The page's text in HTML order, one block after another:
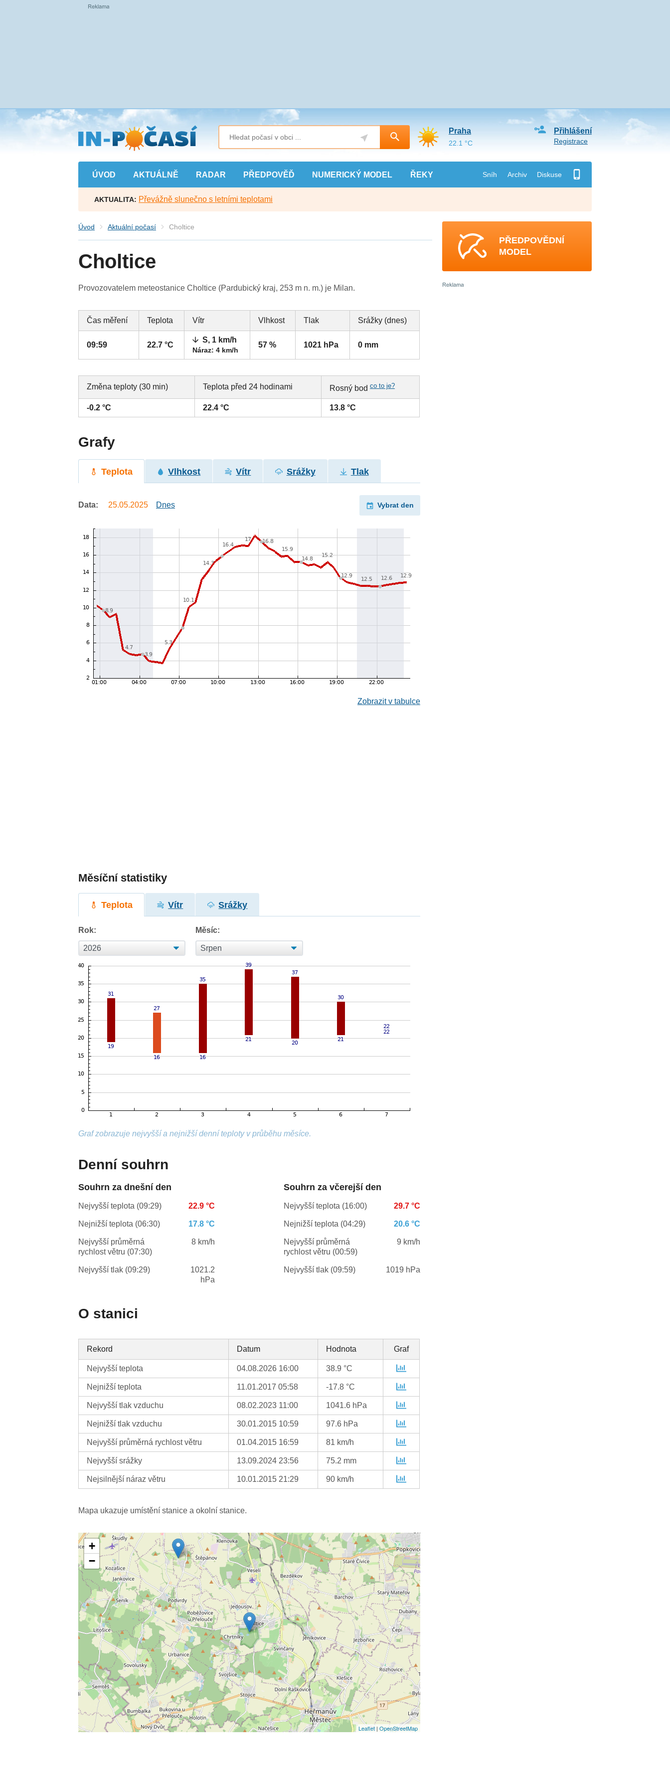
Přejít
na
hlavní
obsah
ÚVOD AKTUÁLNĚ RADAR PŘEDPOVĚĎ NUMERICKÝ MODEL ŘEKY Sníh Archiv Diskuse
Přihlášení
Registrace
Praha
22.1 °C
AKTUALITA: Převážně slunečno s letními teplotami
Úvod Aktuální počasí Choltice
Choltice
Provozovatelem meteostanice Choltice (Pardubický kraj, 253 m n. m.) je Milan.
Čas měření Teplota Vítr Vlhkost Tlak Srážky (dnes)
09:59 22.7 °C
S, 1 km/h
Náraz: 4 km/h
57 % 1021 hPa 0 mm
Změna teploty (30 min) Teplota před 24 hodinami Rosný bodco to je?
-0.2 °C 22.4 °C 13.8 °C
Grafy
Teplota Vlhkost Vítr Srážky Tlak
Data: 25.05.2025 Dnes Vybrat den
Zobrazit v tabulce
Měsíční statistiky
Teplota Vítr Srážky
Rok: Měsíc:
Graf zobrazuje nejvyšší a nejnižší denní teploty v průběhu měsíce.
Denní souhrn
Souhrn za dnešní den
Nejvyšší teplota (09:29) 22.9 °C
Nejnižší teplota (06:30) 17.8 °C
Nejvyšší průměrná
rychlost větru (07:30)
8 km/h
Nejvyšší tlak (09:29)
1021.2
hPa
Souhrn za včerejší den
Nejvyšší teplota (16:00) 29.7 °C
Nejnižší teplota (04:29) 20.6 °C
Nejvyšší průměrná
rychlost větru (00:59)
9 km/h
Nejvyšší tlak (09:59) 1019 hPa
O stanici
Rekord Datum Hodnota Graf
Nejvyšší teplota 04.08.2026 16:00 38.9 °C
Nejnižší teplota 11.01.2017 05:58 -17.8 °C
Nejvyšší tlak vzduchu 08.02.2023 11:00 1041.6 hPa
Nejnižší tlak vzduchu 30.01.2015 10:59 97.6 hPa
Nejvyšší průměrná rychlost větru 01.04.2015 16:59 81 km/h
Nejvyšší srážky 13.09.2024 23:56 75.2 mm
Nejsilnější náraz větru 10.01.2015 21:29 90 km/h
Mapa ukazuje umístění stanice a okolní stanice.
+
−
Leaflet| OpenStreetMap
PŘEDPOVĚDNÍ
MODEL